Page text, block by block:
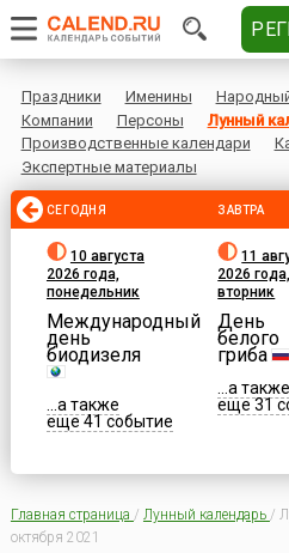
Праздники Именины
Компании
Персоны
Лунный
Производственные календари
Экспертные материалы
СЕГОДНЯ
10 августа
2026 года,
понедельник
Международный
день
биодизеля
...а также
еще 41 событие
ЗАВТРА
11
2026 года,
вторник
День
белого
гриба
...а также
еще 31
Главная страница / Лунный календарь /
октября 2021